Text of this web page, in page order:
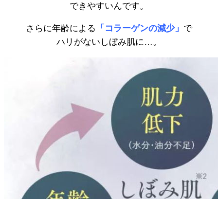
できやすいんです。
さらに年齢による 「コラーゲンの減少」 で
ハリがないしぼみ肌に…。